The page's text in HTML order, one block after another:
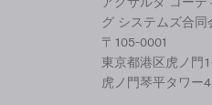
グ システムズ合同
〒105-0001
東京都港区虎ノ門
虎ノ門琴平タワー